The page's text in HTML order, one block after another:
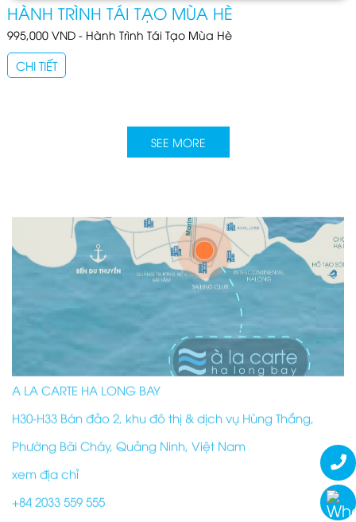
HÀNH TRÌNH TÁI TẠO MÙA HÈ
995,000 VND - Hành Trình Tái Tạo Mùa Hè
CHI TIẾT
SEE MORE
A LA CARTE HA LONG BAY
H30-H33 Bán đảo 2, khu đô thị & dịch vụ Hùng Thắng,
Phường Bãi Cháy, Quảng Ninh, Việt Nam
xem địa chỉ
+84 2033 559 555
re@alacartehalongbay.com